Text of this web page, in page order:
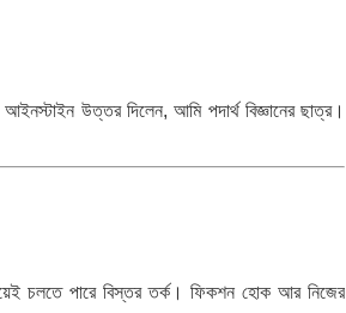
উত্তর দিলেন, আমি পদার্থ বিজ্ঞানের ছাত্র।
চলতে পারে বিস্তর তর্ক। ফিকশন হোক আর নিজের